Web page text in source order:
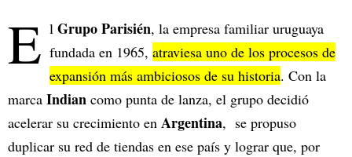
E l Grupo Parisién, la empresa familiar uruguaya
fundada en 1965, atraviesa uno de los procesos de
expansión más ambiciosos de su historia. Con la
marca Indian como punta de lanza, el grupo decidió
acelerar su crecimiento en Argentina, se propuso
duplicar su red de tiendas en ese país y lograr que, por